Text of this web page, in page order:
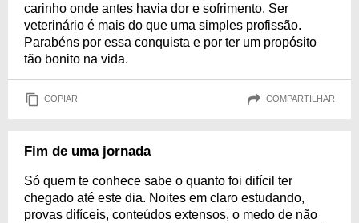
carinho onde antes havia dor e sofrimento. Ser
veterinário é mais do que uma simples profissão.
Parabéns por essa conquista e por ter um propósito
tão bonito na vida.
COPIAR COMPARTILHAR
Fim de uma jornada
Só quem te conhece sabe o quanto foi difícil ter
chegado até este dia. Noites em claro estudando,
provas difíceis, conteúdos extensos, o medo de não